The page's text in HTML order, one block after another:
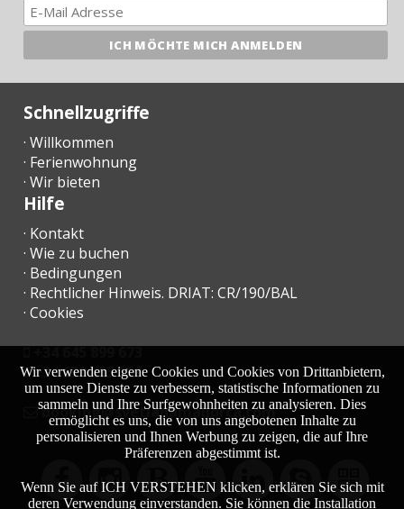
Schnellzugriffe
· Willkommen
· Ferienwohnung
· Wir bieten
Hilfe
· Kontakt
· Wie zu buchen
· Bedingungen
· Rechtlicher Hinweis. DRIAT: CR/190/BAL
· Cookies
+34 645 899 673
+34 638 455 158
moc.acrollamanaltevs@gnikoob
Wir verwenden eigene Cookies und Cookies von Drittanbietern,
um unsere Dienste zu verbessern, statistische Informationen zu
sammeln und Ihre Surfgewohnheiten zu analysieren. Dies
ermöglicht es uns, die von uns angebotenen Inhalte zu
personalisieren und Ihnen Werbung zu zeigen, die auf Ihre
Präferenzen abgestimmt ist.
Wenn Sie auf ICH VERSTEHEN klicken, erklären Sie sich mit
deren Verwendung einverstanden. Sie können die Installation